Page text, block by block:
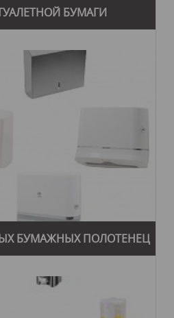
БУМАГИ
БУМАЖНЫХ ПОЛОТЕНЕЦ